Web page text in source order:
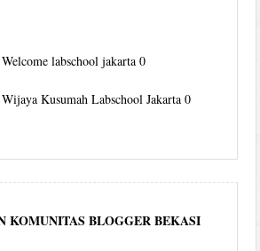
Welcome labschool jakarta 0
Wijaya Kusumah Labschool Jakarta 0
KOMUNITAS BLOGGER BEKASI